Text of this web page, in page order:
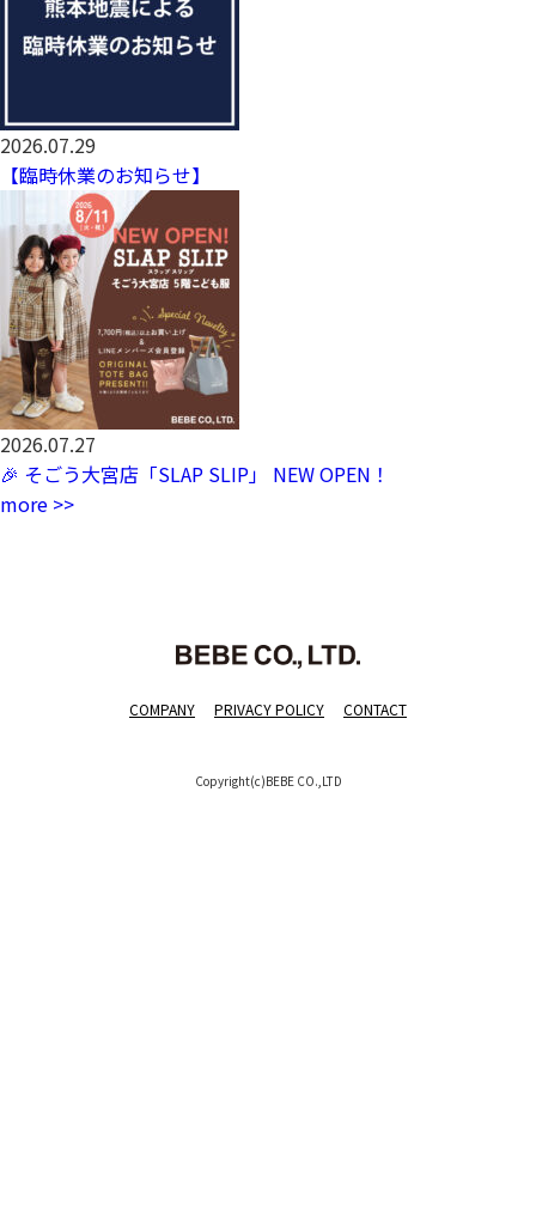
2026.07.29
【臨時休業のお知らせ】
2026.07.27
🎉 そごう大宮店「SLAP SLIP」 NEW OPEN！
more >>
COMPANY PRIVACY POLICY CONTACT
Copyright(c)BEBE CO.,LTD